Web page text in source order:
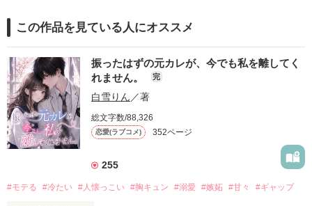
この作品を見ている人にオススメ
振ったはずの元カレが、今でも私を離してく
れません。
完
白雪りん ／著
総文字数/88,326
恋愛(ラブコメ) 352ページ
255
#モテる #冷たい #人懐っこい #胸キュン #溺愛 #嫉妬 #甘々 #ギャップ